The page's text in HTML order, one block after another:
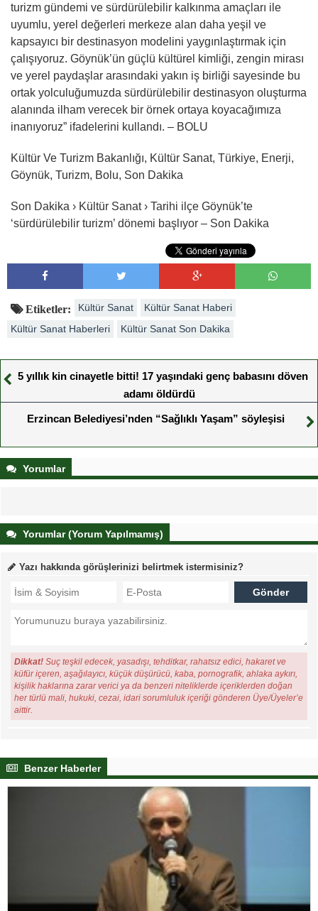
turizm gündemi ve sürdürülebilir kalkınma amaçları ile
uyumlu, yerel değerleri merkeze alan daha yeşil ve
kapsayıcı bir destinasyon modelini yaygınlaştırmak için
çalışıyoruz. Göynük’ün güçlü kültürel kimliği, zengin mirası
ve yerel paydaşlar arasındaki yakın iş birliği sayesinde bu
ortak yolculuğumuzda sürdürülebilir destinasyon oluşturma
alanında ilham verecek bir örnek ortaya koyacağımıza
inanıyoruz” ifadelerini kullandı. – BOLU
Kültür Ve Turizm Bakanlığı, Kültür Sanat, Türkiye, Enerji,
Göynük, Turizm, Bolu, Son Dakika
Son Dakika › Kültür Sanat › Tarihi ilçe Göynük’te
‘sürdürülebilir turizm’ dönemi başlıyor – Son Dakika
Etiketler: Kültür Sanat
Kültür Sanat Haberi
Kültür Sanat Haberleri
Kültür Sanat Son Dakika
5 yıllık kin cinayetle bitti! 17 yaşındaki genç babasını döven
adamı öldürdü
Erzincan Belediyesi’nden “Sağlıklı Yaşam” söyleşisi
Yorumlar
Yorumlar (Yorum Yapılmamış)
Yazı hakkında görüşlerinizi belirtmek istermisiniz?
Dikkat! Suç teşkil edecek, yasadışı, tehditkar, rahatsız edici, hakaret ve
küfür içeren, aşağılayıcı, küçük düşürücü, kaba, pornografik, ahlaka aykırı,
kişilik haklarına zarar verici ya da benzeri niteliklerde içeriklerden doğan
her türlü mali, hukuki, cezai, idari sorumluluk içeriği gönderen Üye/Üyeler’e
aittir.
Benzer Haberler